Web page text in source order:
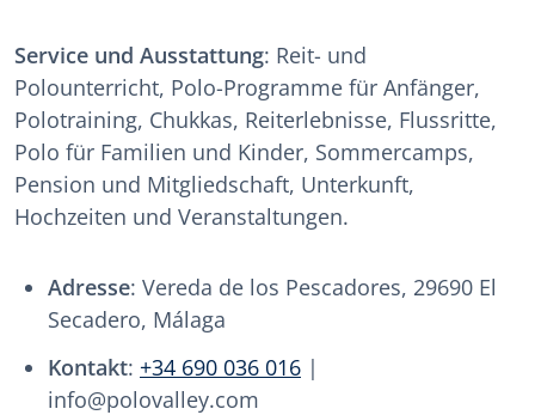
Service und Ausstattung: Reit- und
Polounterricht, Polo-Programme für Anfänger,
Polotraining, Chukkas, Reiterlebnisse, Flussritte,
Polo für Familien und Kinder, Sommercamps,
Pension und Mitgliedschaft, Unterkunft,
Hochzeiten und Veranstaltungen.
Adresse: Vereda de los Pescadores, 29690 El
Secadero, Málaga
Kontakt: +34 690 036 016 |
info@polovalley.com